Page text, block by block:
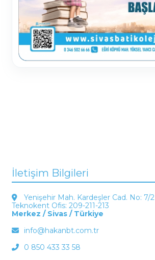
İletişim Bilgileri
Yenişehir Mah. Kardeşler Cad. No: 7/2
Teknokent Ofis: 209-211-213
Merkez / Sivas / Türkiye
info@hakanbt.com.tr
0 850 433 33 58